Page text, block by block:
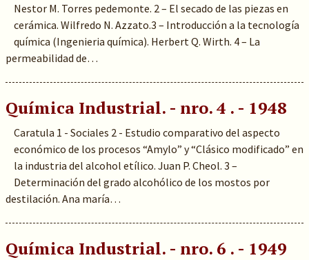
Nestor M. Torres pedemonte. 2 – El secado de las piezas en
cerámica. Wilfredo N. Azzato.3 – Introducción a la tecnología
química (Ingenieria química). Herbert Q. Wirth. 4 – La
permeabilidad de…
Química Industrial. - nro. 4 . - 1948
Caratula 1 - Sociales 2 - Estudio comparativo del aspecto
económico de los procesos “Amylo” y “Clásico modificado” en
la industria del alcohol etílico. Juan P. Cheol. 3 –
Determinación del grado alcohólico de los mostos por
destilación. Ana maría…
Química Industrial. - nro. 6 . - 1949